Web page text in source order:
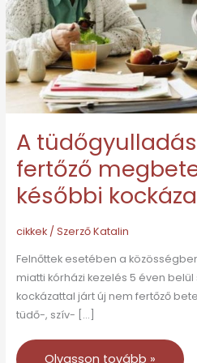
A
fertőző
későbbi
cikkek/ SzerzőKatalin
Felnőttek esetében a
miatti kórházi kezelés 5 éven
kockázattal járt új nem fertőző
tüdő-, szív- […]
fertőző
megbetegedések
későbbi
kockázatát
Olvasson tovább »